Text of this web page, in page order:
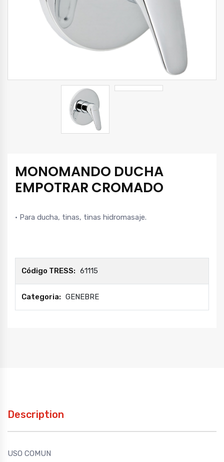
MONOMANDO DUCHA
EMPOTRAR CROMADO
• Para ducha, tinas, tinas hidromasaje.
Código TRESS: 61115
Categoria: GENEBRE
Description
USO COMUN